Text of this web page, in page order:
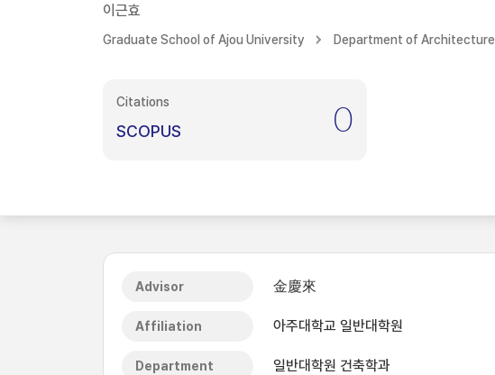
이근효
Graduate School of Ajou University Department of Architecture
Citations
SCOPUS 0
Advisor 金慶來
Affiliation 아주대학교 일반대학원
Department 일반대학원 건축학과